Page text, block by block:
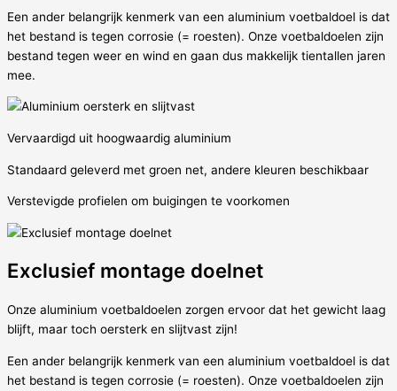
Een ander belangrijk kenmerk van een aluminium voetbaldoel is dat
het bestand is tegen corrosie (= roesten). Onze voetbaldoelen zijn
bestand tegen weer en wind en gaan dus makkelijk tientallen jaren
mee.
Vervaardigd uit hoogwaardig aluminium
Standaard geleverd met groen net, andere kleuren beschikbaar
Verstevigde profielen om buigingen te voorkomen
Exclusief montage doelnet
Onze aluminium voetbaldoelen zorgen ervoor dat het gewicht laag
blijft, maar toch oersterk en slijtvast zijn!
Een ander belangrijk kenmerk van een aluminium voetbaldoel is dat
het bestand is tegen corrosie (= roesten). Onze voetbaldoelen zijn